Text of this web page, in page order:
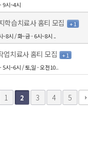
9시~4시
학습치료사 홈티 모집 + 1
~8시 / 화~금 - 6시~8시 ..
업치료사 홈티 모집 + 1
5시~6시 / 토,일 - 오전10..
1 2 3 4 5